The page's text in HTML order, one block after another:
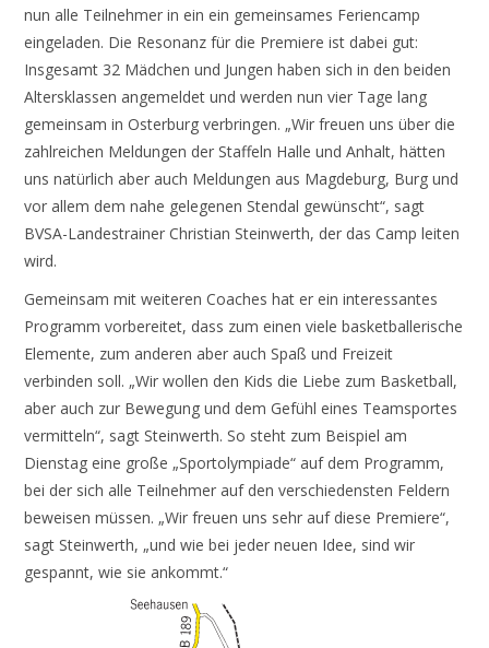
nun alle Teilnehmer in ein ein gemeinsames Feriencamp
eingeladen. Die Resonanz für die Premiere ist dabei gut:
Insgesamt 32 Mädchen und Jungen haben sich in den beiden
Altersklassen angemeldet und werden nun vier Tage lang
gemeinsam in Osterburg verbringen. „Wir freuen uns über die
zahlreichen Meldungen der Staffeln Halle und Anhalt, hätten
uns natürlich aber auch Meldungen aus Magdeburg, Burg und
vor allem dem nahe gelegenen Stendal gewünscht“, sagt
BVSA-Landestrainer Christian Steinwerth, der das Camp leiten
wird.
Gemeinsam mit weiteren Coaches hat er ein interessantes
Programm vorbereitet, dass zum einen viele basketballerische
Elemente, zum anderen aber auch Spaß und Freizeit
verbinden soll. „Wir wollen den Kids die Liebe zum Basketball,
aber auch zur Bewegung und dem Gefühl eines Teamsportes
vermitteln“, sagt Steinwerth. So steht zum Beispiel am
Dienstag eine große „Sportolympiade“ auf dem Programm,
bei der sich alle Teilnehmer auf den verschiedensten Feldern
beweisen müssen. „Wir freuen uns sehr auf diese Premiere“,
sagt Steinwerth, „und wie bei jeder neuen Idee, sind wir
gespannt, wie sie ankommt.“